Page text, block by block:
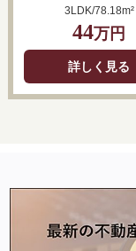
3LDK/78.18m²
44万円
詳しく見る